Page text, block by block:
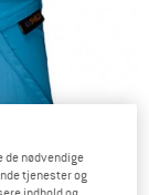
de nødvendige
tjenester og